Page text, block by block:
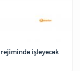
işləyəcək